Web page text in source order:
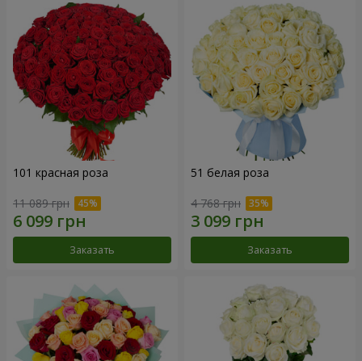
101 красная роза
11 089 грн
Заказать
51 белая роза
4 768 грн
Заказать